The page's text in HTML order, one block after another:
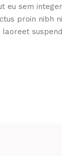
eu sem
proin nibh
laoreet